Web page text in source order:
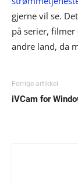
gjerne vil se.
på serier, filmer
andre land, da
Forrige artikkel
iVCam for